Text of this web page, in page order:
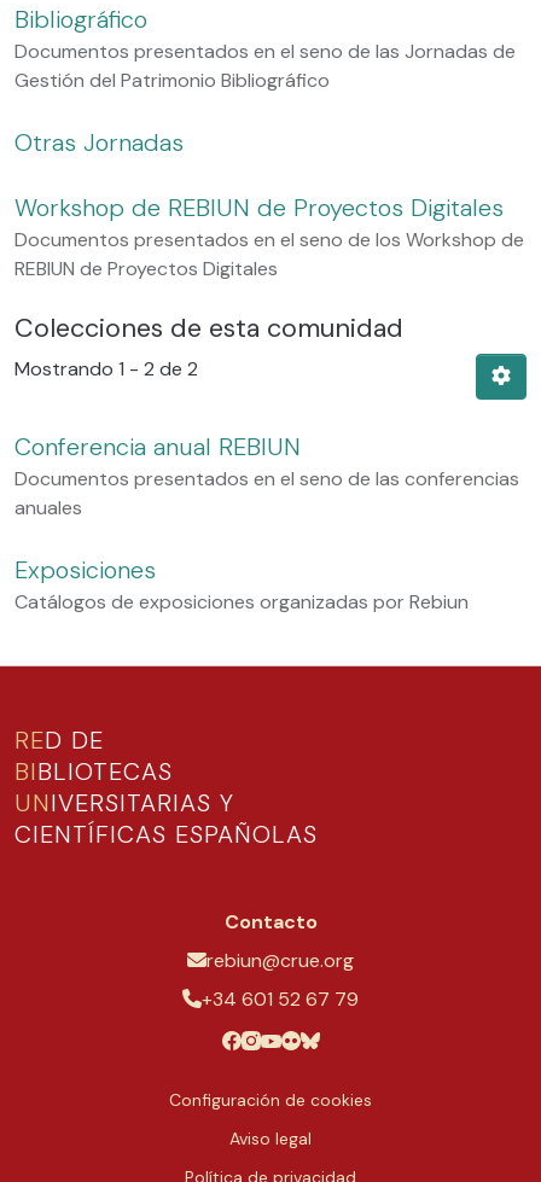
Bibliográfico
Documentos presentados en el seno de las Jornadas de
Gestión del Patrimonio Bibliográfico
Otras Jornadas
Workshop de REBIUN de Proyectos Digitales
Documentos presentados en el seno de los Workshop de
REBIUN de Proyectos Digitales
Colecciones de esta comunidad
Mostrando 1 - 2 de 2
Conferencia anual REBIUN
Documentos presentados en el seno de las conferencias
anuales
Exposiciones
Catálogos de exposiciones organizadas por Rebiun
RED DE
BIBLIOTECAS
UNIVERSITARIAS Y
CIENTÍFICAS ESPAÑOLAS
Contacto
rebiun@crue.org
+34 601 52 67 79
Configuración de cookies
Aviso legal
Política de privacidad